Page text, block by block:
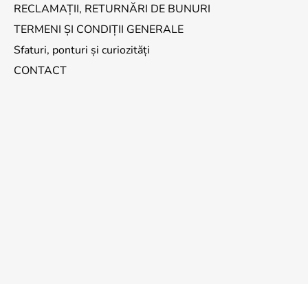
RECLAMAȚII, RETURNĂRI DE BUNURI
TERMENI ȘI CONDIȚII GENERALE
Sfaturi, ponturi și curiozități
CONTACT